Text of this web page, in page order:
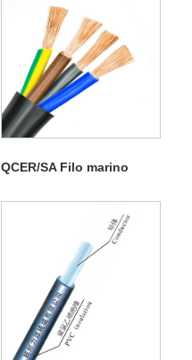
QCER/SA Filo marino